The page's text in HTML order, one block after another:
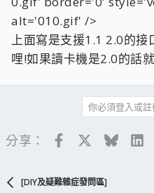
alt='010.gif' />
上面寫是支援1.1 2.0的接
哩!如果讀卡機是2.0的話
你必須登入或註
分享： Facebook
[DIY及疑難雜症發問區]